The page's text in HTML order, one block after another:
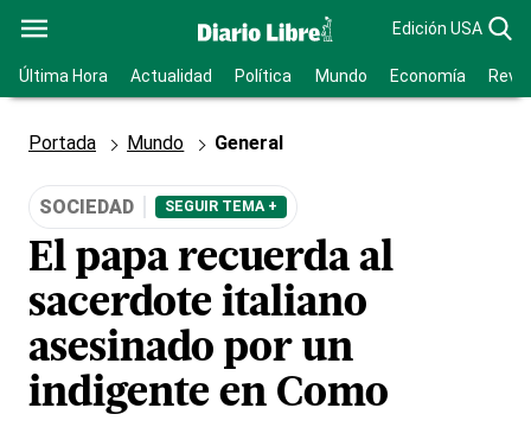
Edición USA
Última Hora Actualidad Política Mundo Economía
Portada Mundo General
SOCIEDAD SEGUIR TEMA +
El papa recuerda al
sacerdote italiano
asesinado por un
indigente en Como